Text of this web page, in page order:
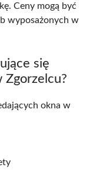
Ceny mogą być
wyposażonych w
się
Zgorzelcu?
okna w